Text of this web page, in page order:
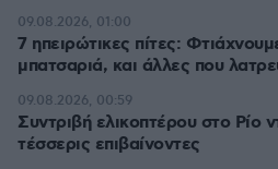
7 ηπειρώτικες πίτες:
μπατσαριά, και άλλες που
09.08.2026, 01:00
Συντριβή ελικοπτέρου στο Ρίο
τέσσερις επιβαίνοντες
09.08.2026, 00:59